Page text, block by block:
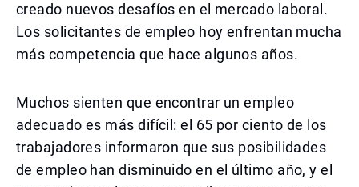
creado nuevos desafíos en el mercado laboral.
Los solicitantes de empleo hoy enfrentan mucha
más competencia que hace algunos años.
Muchos sienten que encontrar un empleo
adecuado es más difícil: el 65 por ciento de los
trabajadores informaron que sus posibilidades
de empleo han disminuido en el último año, y el